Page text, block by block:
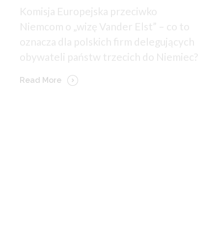
Komisja Europejska przeciwko
Niemcom o „wizę Vander Elst” – co to
oznacza dla polskich firm delegujących
obywateli państw trzecich do Niemiec?
Read More